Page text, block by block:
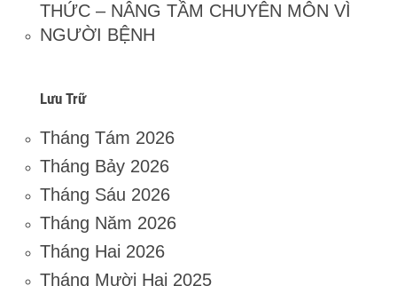
THỨC – NÂNG TẦM CHUYÊN MÔN VÌ
NGƯỜI BỆNH
Lưu Trữ
Tháng Tám 2026
Tháng Bảy 2026
Tháng Sáu 2026
Tháng Năm 2026
Tháng Hai 2026
Tháng Mười Hai 2025